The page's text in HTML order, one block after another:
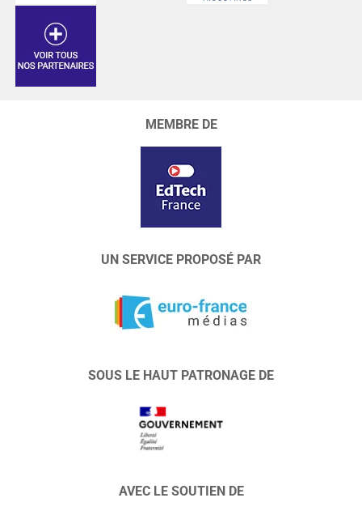
MEMBRE DE
UN SERVICE PROPOSÉ PAR
SOUS LE HAUT PATRONAGE DE
AVEC LE SOUTIEN DE